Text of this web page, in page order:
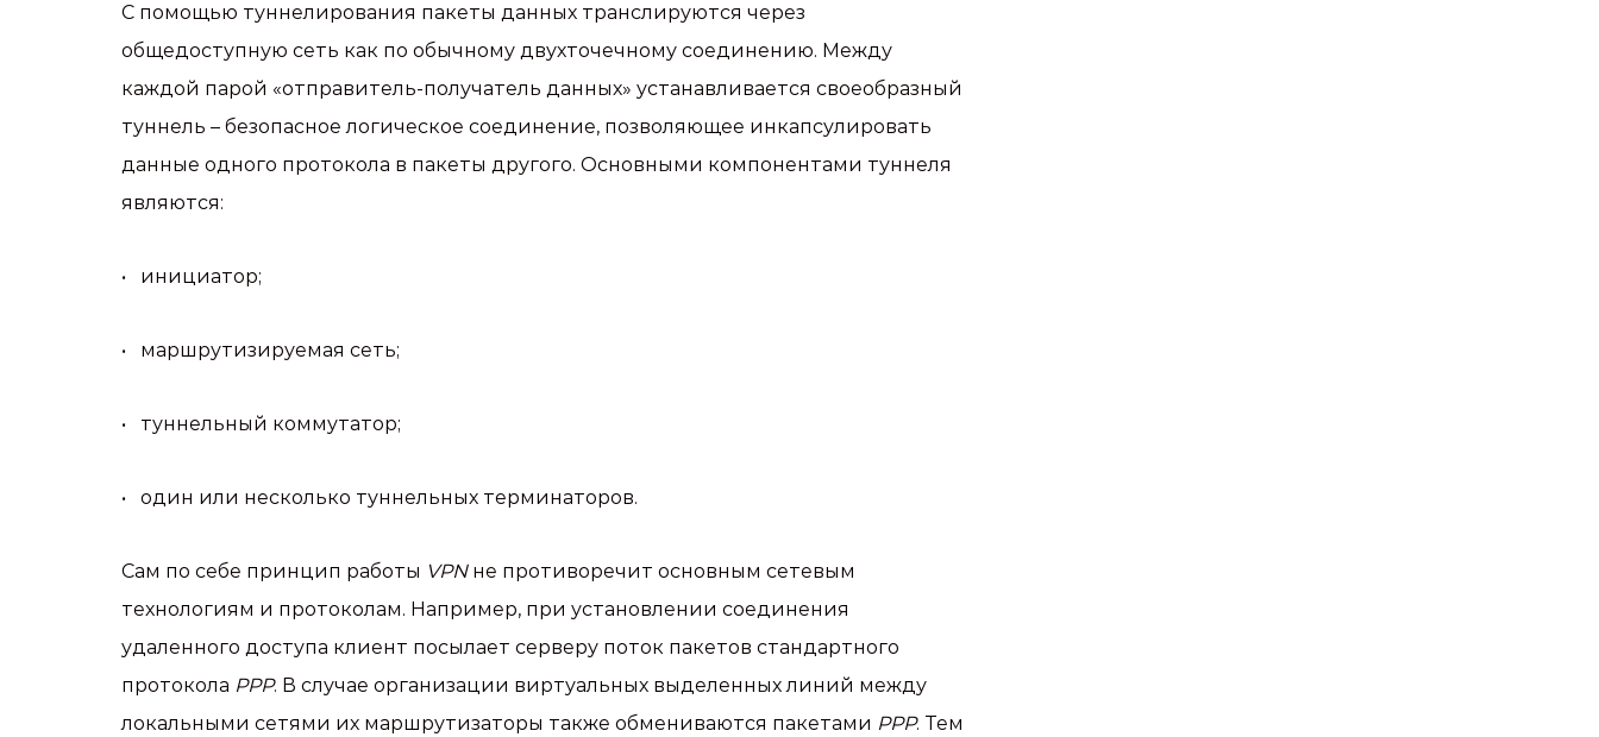
С помощью туннелирования пакеты данных транслируются через
общедоступную сеть как по обычному двухточечному соединению. Между
каждой парой «отправитель-получатель данных» устанавливается своеобразный
туннель – безопасное логическое соединение, позволяющее инкапсулировать
данные одного протокола в пакеты другого. Основными компонентами туннеля
являются:
• инициатор;
• маршрутизируемая сеть;
• туннельный коммутатор;
• один или несколько туннельных терминаторов.
Сам по себе принцип работы VPN не противоречит основным сетевым
технологиям и протоколам. Например, при установлении соединения
удаленного доступа клиент посылает серверу поток пакетов стандартного
протокола PPP. В случае организации виртуальных выделенных линий между
локальными сетями их маршрутизаторы также обмениваются пакетами PPP. Тем